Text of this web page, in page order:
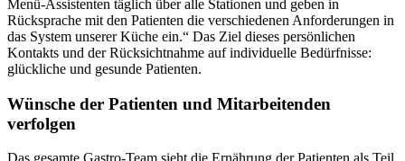
Menü-Assistenten täglich über alle Stationen und geben in
Rücksprache mit den Patienten die verschiedenen Anforderungen in
das System unserer Küche ein.“ Das Ziel dieses persönlichen
Kontakts und der Rücksichtnahme auf individuelle Bedürfnisse:
glückliche und gesunde Patienten.
Wünsche der Patienten und Mitarbeitenden
verfolgen